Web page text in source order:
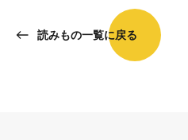
読みもの一覧に戻る